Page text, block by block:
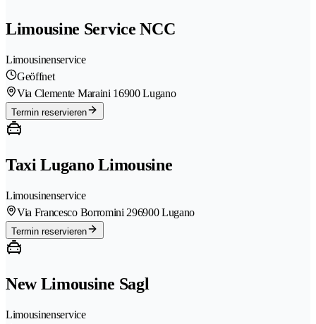
Limousine Service NCC
Limousinenservice
Geöffnet
Via Clemente Maraini 16900 Lugano
Termin reservieren
Taxi Lugano Limousine
Limousinenservice
Via Francesco Borromini 296900 Lugano
Termin reservieren
New Limousine Sagl
Limousinenservice